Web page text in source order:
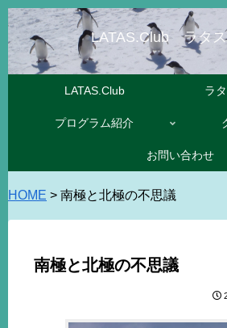
LATAS.Club ラタ
LATAS.Club ラ
プログラム紹介
お問い合わせ
HOME > 南極と北極の不思議
南極と北極の不思議